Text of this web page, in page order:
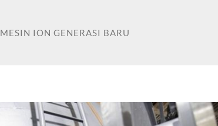
MESIN ION GENERASI BARU